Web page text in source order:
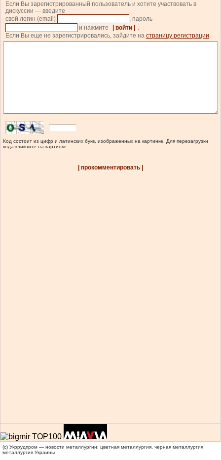
Если Вы зарегистрированный пользователь и хотите участвовать в
дискуссии — введите
свой логин (email)
, пароль
и нажмите
| войти |
.
Если Вы еще не зарегистрировались, зайдите на страницу регистрации.
Код состоит из цифр и латинских букв, изображенных на картинке. Для перезагрузки
кода кликните на картинке.
| прокомментировать |
(c) Укррудпром — новости металлургии: цветная металлургия, черная металлургия,
металлургия Украины